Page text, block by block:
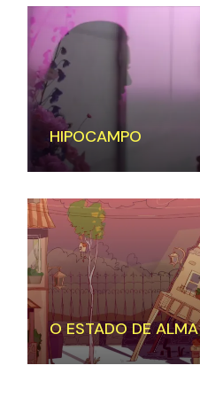
HIPOCAMPO
O ESTADO DE ALMA